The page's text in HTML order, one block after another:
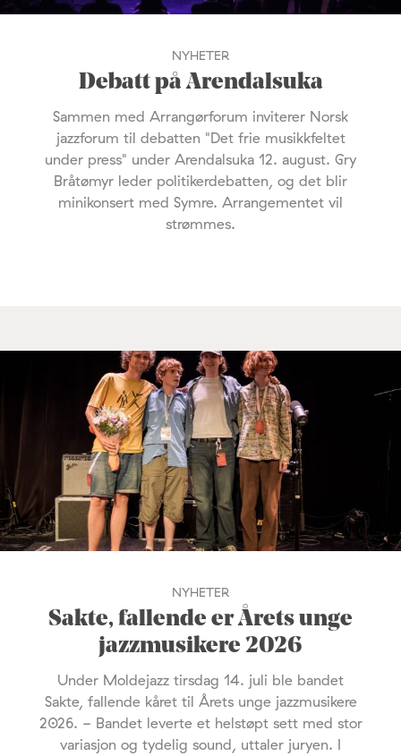
NYHETER
Debatt på Arendalsuka
Sammen med Arrangørforum inviterer Norsk
jazzforum til debatten "Det frie musikkfeltet
under press" under Arendalsuka 12. august. Gry
Bråtømyr leder politikerdebatten, og det blir
minikonsert med Symre. Arrangementet vil
strømmes.
NYHETER
Sakte, fallende er Årets unge
jazzmusikere 2026
Under Moldejazz tirsdag 14. juli ble bandet
Sakte, fallende kåret til Årets unge jazzmusikere
2026. - Bandet leverte et helstøpt sett med stor
variasjon og tydelig sound, uttaler juryen. I